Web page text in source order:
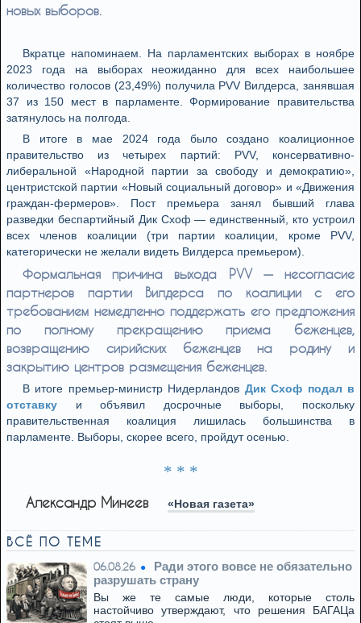
новых выборов.
Вкратце напоминаем. На парламентских выборах в ноябре
2023 года на выборах неожиданно для всех наибольшее
количество голосов (23,49%) получила PVV Вилдерса, занявшая
37 из 150 мест в парламенте. Формирование правительства
затянулось на полгода.
В итоге в мае 2024 года было создано коалиционное
правительство из четырех партий: PVV, консервативно-
либеральной «Народной партии за свободу и демократию»,
центристской партии «Новый социальный договор» и «Движения
граждан-фермеров». Пост премьера занял бывший глава
разведки беспартийный Дик Схоф — единственный, кто устроил
всех членов коалиции (три партии коалиции, кроме PVV,
категорически не желали видеть Вилдерса премьером).
Формальная причина выхода PVV — несогласие
партнеров партии Вилдерса по коалиции с его
требованием немедленно поддержать его предложения
по полному прекращению приема беженцев,
возвращению сирийских беженцев на родину и
закрытию центров размещения беженцев.
В итоге премьер-министр Нидерландов Дик Схоф подал в
отставку и объявил досрочные выборы, поскольку
правительственная коалиция лишилась большинства в
парламенте. Выборы, скорее всего, пройдут осенью.
* * *
Александр Минеев «Новая газета»
ВСЁ ПО ТЕМЕ
06.08.26
Ради этого вовсе не обязательно
разрушать страну
Вы же те самые люди, которые столь
настойчиво утверждают, что решения БАГАЦа